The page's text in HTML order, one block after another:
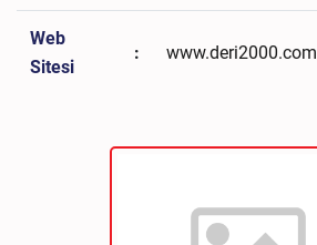
Web
Sitesi
: www.deri2000.com